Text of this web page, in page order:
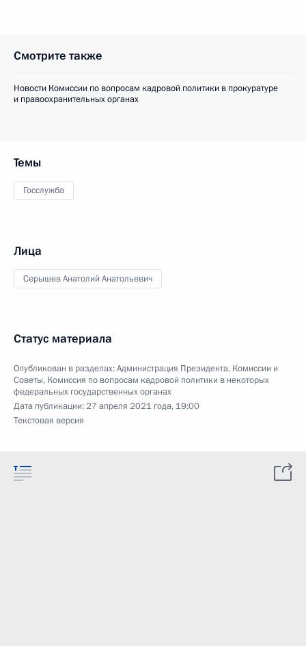
Смотрите также
Новости Комиссии по вопросам кадровой политики в прокуратуре
и правоохранительных органах
Темы
Госслужба
Лица
Серышев Анатолий Анатольевич
Статус материала
Опубликован в разделах:Администрация Президента, Комиссии и
Советы, Комиссия по вопросам кадровой политики в некоторых
федеральных государственных органах
Дата публикации:27 апреля 2021 года, 19:00
Текстовая версия